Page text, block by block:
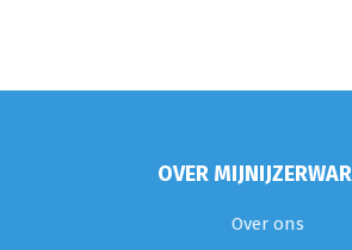
OVER
Over ons